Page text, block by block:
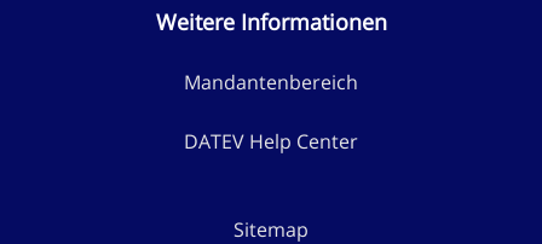
Weitere Informationen
Mandantenbereich
DATEV Help Center
Sitemap